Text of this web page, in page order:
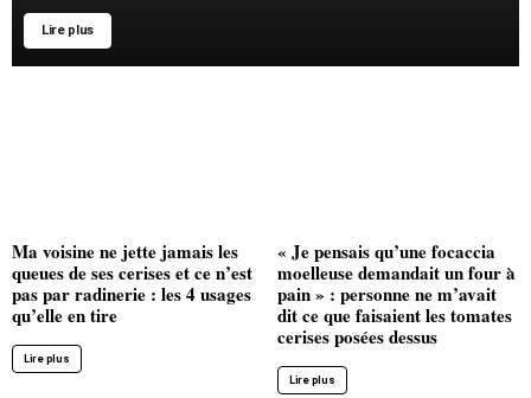
Lire plus
Ma voisine ne jette jamais les
queues de ses cerises et ce n’est
pas par radinerie : les 4 usages
qu’elle en tire
Lire plus
« Je pensais qu’une focaccia
moelleuse demandait un four à
pain » : personne ne m’avait
dit ce que faisaient les tomates
cerises posées dessus
Lire plus